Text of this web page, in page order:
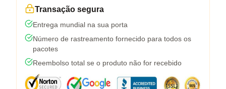
Transação segura
Entrega mundial na sua porta
Número de rastreamento fornecido para todos os
pacotes
Reembolso total se o produto não for recebido